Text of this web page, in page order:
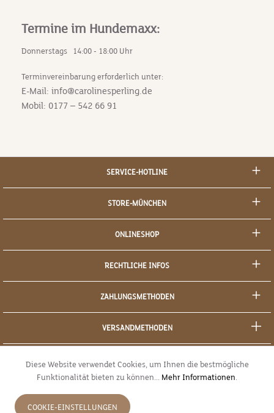
Termine im Hundemaxx:
Donnerstags 14:00 - 18:00 Uhr
Terminvereinbarung erforderlich unter:
E-Mail: info@carolinesperling.de
Mobil: 0177 – 542 66 91
SERVICE-HOTLINE
STORE-MÜNCHEN
ONLINESHOP
RECHTLICHE INFOS
ZAHLUNGSMETHODEN
VERSANDMETHODEN
Diese Website verwendet Cookies, um Ihnen die bestmögliche
Funktionalität bieten zu können... Mehr Informationen.
COOKIE-EINSTELLUNGEN